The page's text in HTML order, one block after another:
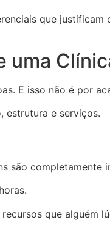
que
uma
E isso não é por
estrutura e serviços.
completamente
que alguém